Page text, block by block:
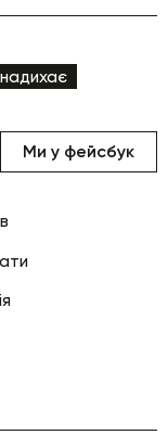
Ми у фейсбук